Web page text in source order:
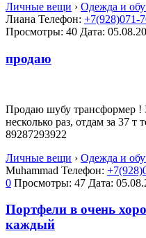
Личные вещи › Одежда и
Лиана Телефон: +7(928)071-
Просмотры: 40 Дата:
продаю
Продаю шубу трансформер !
несколько раз, отдам за 37 т
89287293922
Личные вещи › Одежда и
Muhammad Телефон:
0 Просмотры: 47 Дата:
Портфели в очень
каждый